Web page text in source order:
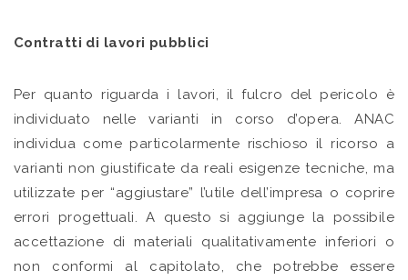
Contratti di lavori pubblici
Per quanto riguarda i lavori, il fulcro del pericolo è
individuato nelle varianti in corso d’opera. ANAC
individua come particolarmente rischioso il ricorso a
varianti non giustificate da reali esigenze tecniche, ma
utilizzate per “aggiustare” l’utile dell’impresa o coprire
errori progettuali. A questo si aggiunge la possibile
accettazione di materiali qualitativamente inferiori o
non conformi al capitolato, che potrebbe essere